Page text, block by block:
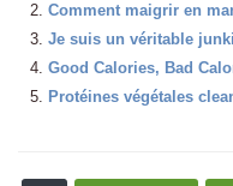
Comment maigrir en
Je suis un véritable
Good Calories, Bad
Protéines végétales